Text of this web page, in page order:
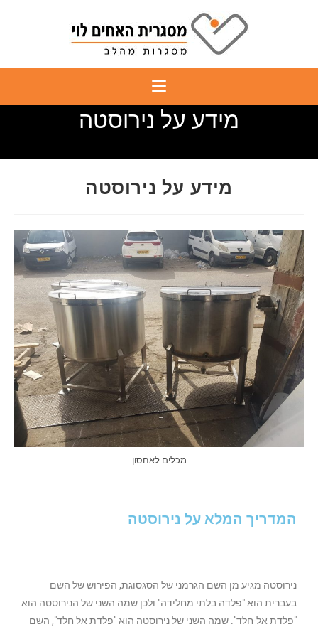
מידע על נירוסטה
מידע על נירוסטה
מכלים לאחסון
המדריך המלא על נירוסטה
נירוסטה מגיע מן השם הגרמני של הסגסוגת, הפירוש של השם
בעברית הוא "פלדה בלתי מחלידה" ולכן שמה השני של הנירוסטה הוא
"פלדת אל-חלד". שמה השני של נירוסטה הוא "פלדת אל חלד", השם